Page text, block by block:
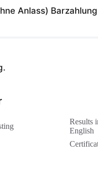
Results
English
Anlass) Barzahlung